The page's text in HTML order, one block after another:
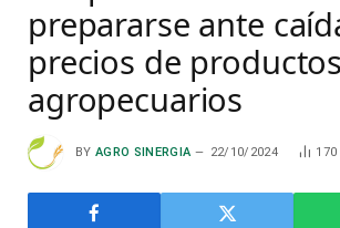
prepararse ante
precios de productos
agropecuarios
BY AGRO SINERGIA 22/10/2024 170